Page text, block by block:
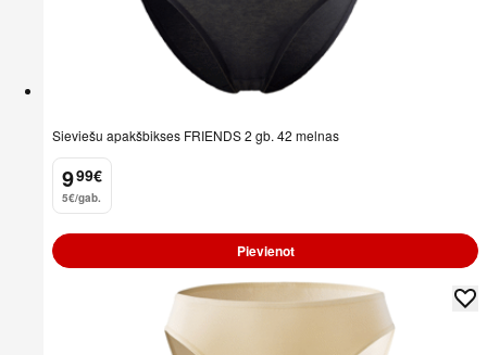
Sieviešu apakšbikses FRIENDS 2 gb. 42 melnas
9
. 99€
5€/gab.
Pievienot